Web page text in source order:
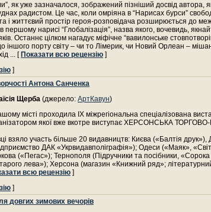
як уже зазначалося, зображений пізніший досвід автора,
радистом. Це час, коли омріяна в “Нарисах бурси”
і життєвий простір героя-розповідача розширюється до
першому нарисі “Глобалізація”, назва якого, вочевидь,
Останнє цілком нагадує міфічне “вавилонське
іншого порту світу – чи то Лімерик, чи Новий Орлеан –
... [ Показати всю рецензію ]
]
Антона Санченка
Щерба (джерело: АртКавун)
місті проходила IX міжрегіональна спеціалізована
якої вже вкотре виступає ХЕРСОНСЬКА
взяло участь більше 20 видавництв: Києва («Балтія
ДАК «Укрвидавполіграфія»); Одеси («Маяк»,
(«Пегас»); Тернополя (Підручники та посібники, «Сорока
лева»); Херсона (магазин «Книжний ряд»; літературний
всю рецензію ]
]
довгих зимових вечорів